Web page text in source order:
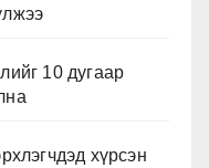
10 дугаар
хүрсэн